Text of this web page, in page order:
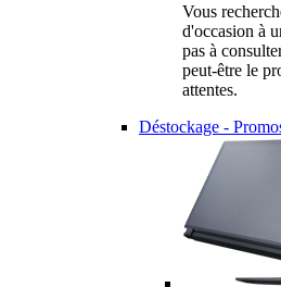
Vous
d'occasion à
pas à
peut-être le
attentes.
Déstockage -